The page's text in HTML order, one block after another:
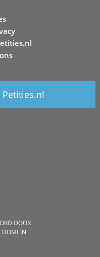
DOOR
DOMEIN